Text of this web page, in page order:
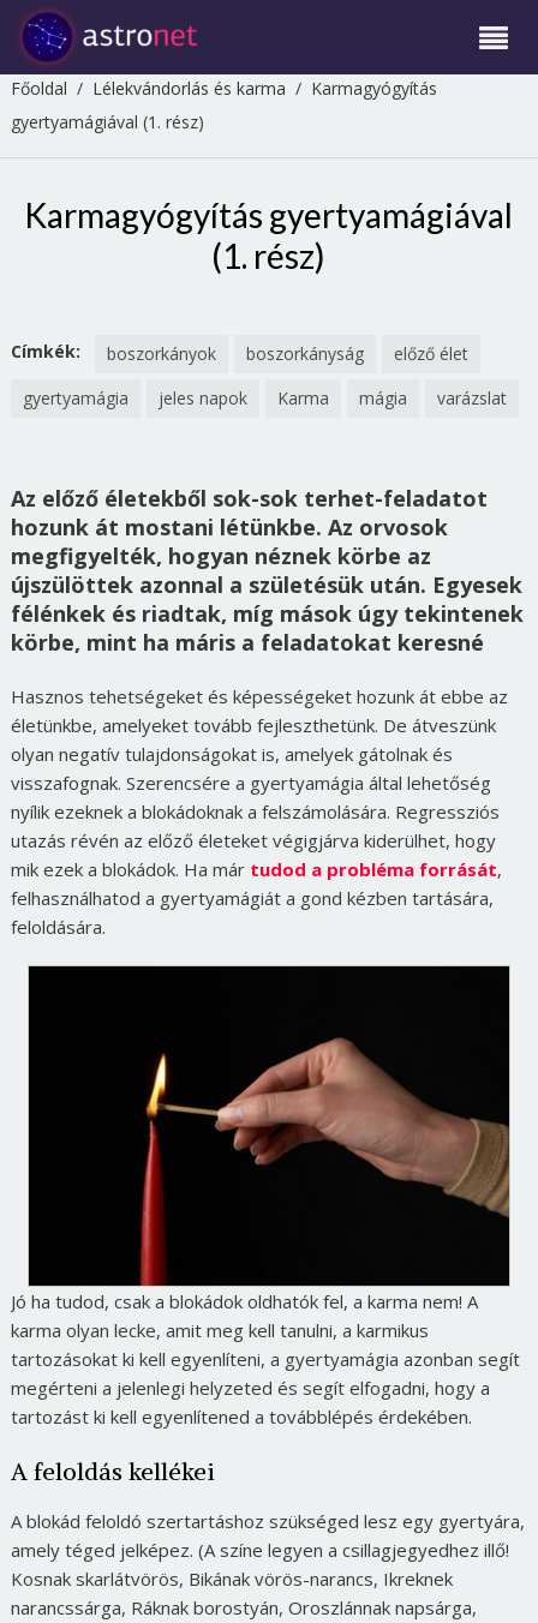
Főoldal / Lélekvándorlás és karma / Karmagyógyítás
gyertyamágiával (1. rész)
Karmagyógyítás gyertyamágiával
(1. rész)
Címkék: boszorkányok boszorkányság
előző élet
gyertyamágia
jeles napok Karma mágia varázslat
Az előző életekből sok-sok terhet-feladatot
hozunk át mostani létünkbe. Az orvosok
megfigyelték, hogyan néznek körbe az
újszülöttek azonnal a születésük után. Egyesek
félénkek és riadtak, míg mások úgy tekintenek
körbe, mint ha máris a feladatokat keresné
Hasznos tehetségeket és képességeket hozunk át ebbe az
életünkbe, amelyeket tovább fejleszthetünk. De átveszünk
olyan negatív tulajdonságokat is, amelyek gátolnak és
visszafognak. Szerencsére a gyertyamágia által lehetőség
nyílik ezeknek a blokádoknak a felszámolására. Regressziós
utazás révén az előző életeket végigjárva kiderülhet, hogy
mik ezek a blokádok. Ha már tudod a probléma forrását,
felhasználhatod a gyertyamágiát a gond kézben tartására,
feloldására.
Jó ha tudod, csak a blokádok oldhatók fel, a karma nem! A
karma olyan lecke, amit meg kell tanulni, a karmikus
tartozásokat ki kell egyenlíteni, a gyertyamágia azonban segít
megérteni a jelenlegi helyzeted és segít elfogadni, hogy a
tartozást ki kell egyenlítened a továbblépés érdekében.
A feloldás kellékei
A blokád feloldó szertartáshoz szükséged lesz egy gyertyára,
amely téged jelképez. (A színe legyen a csillagjegyedhez illő!
Kosnak skarlátvörös, Bikának vörös-narancs, Ikreknek
narancssárga, Ráknak borostyán, Oroszlánnak napsárga,